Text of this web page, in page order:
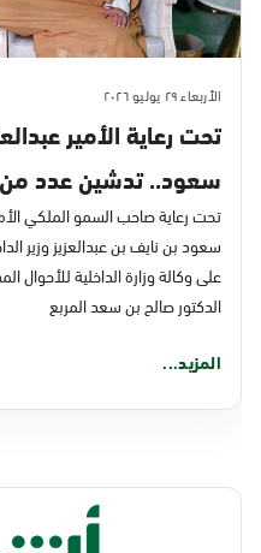
الأربعاء ٢٩ يوليو ٢٠٢٦
تحت رعاية الأمير
سعود.. تدشين عدد
التحول الرقمي والخدمات
للأحوال المدنية
تحت رعاية صاحب السمو الملكي
سعود بن نايف بن عبدالعزيز وزير
على وكالة وزارة الداخلية للأحوال
الدكتور صالح بن سعد المربع
المزيد...